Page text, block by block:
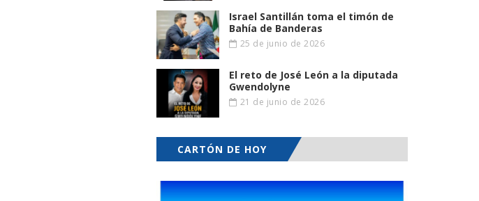
Israel Santillán toma el timón de
Bahía de Banderas
25 de junio de 2026
El reto de José León a la diputada
Gwendolyne
21 de junio de 2026
CARTÓN DE HOY